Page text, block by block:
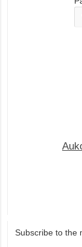
Subscribe to the